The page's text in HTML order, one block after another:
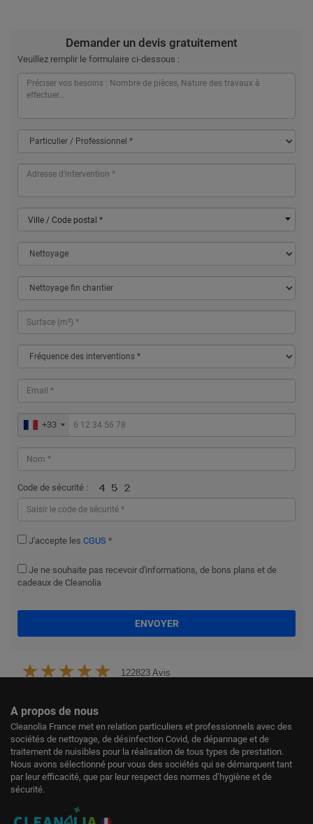
Demander un devis gratuitement
Veuillez remplir le formulaire ci-dessous :
Ville / Code postal *
+33
Code de sécurité :
J'accepte les CGUS *
Je ne souhaite pas recevoir d'informations, de bons plans et de
cadeaux de Cleanolia
ENVOYER
122823 Avis
A propos de nous
Cleanolia France met en relation particuliers et professionnels avec des
sociétés de nettoyage, de désinfection Covid, de dépannage et de
traitement de nuisibles pour la réalisation de tous types de prestation.
Nous avons sélectionné pour vous des sociétés qui se démarquent tant
par leur efficacité, que par leur respect des normes d’hygiène et de
sécurité.